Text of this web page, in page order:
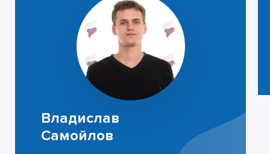
Владислав
Самойлов